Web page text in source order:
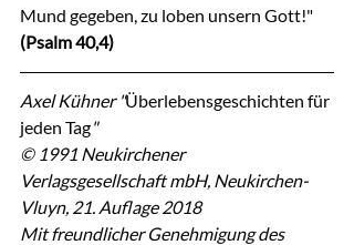
Mund gegeben, zu loben unsern Gott!"
(Psalm 40,4)
Axel Kühner "Überlebensgeschichten für
jeden Tag"
© 1991 Neukirchener
Verlagsgesellschaft mbH, Neukirchen-
Vluyn, 21. Auflage 2018
Mit freundlicher Genehmigung des